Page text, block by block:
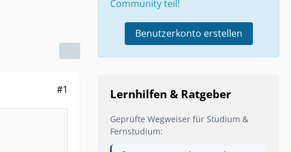
#1
Community teil!
Benutzerkonto erstellen
Lernhilfen & Ratgeber
Geprüfte Wegweiser für Studium &
Fernstudium: